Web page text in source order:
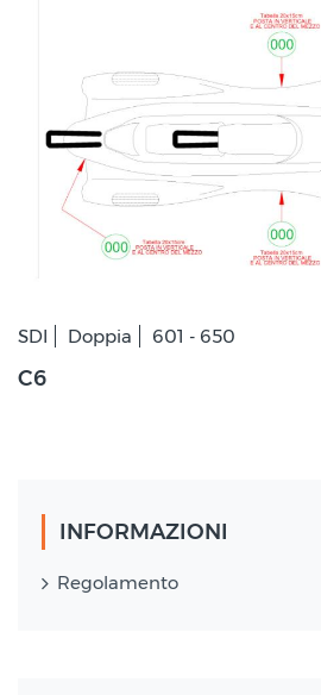
SDI Doppia 601 - 650
C6
INFORMAZIONI
Regolamento